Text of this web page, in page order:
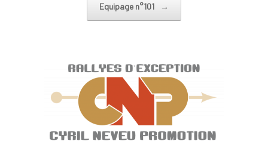
Equipage n°101 →